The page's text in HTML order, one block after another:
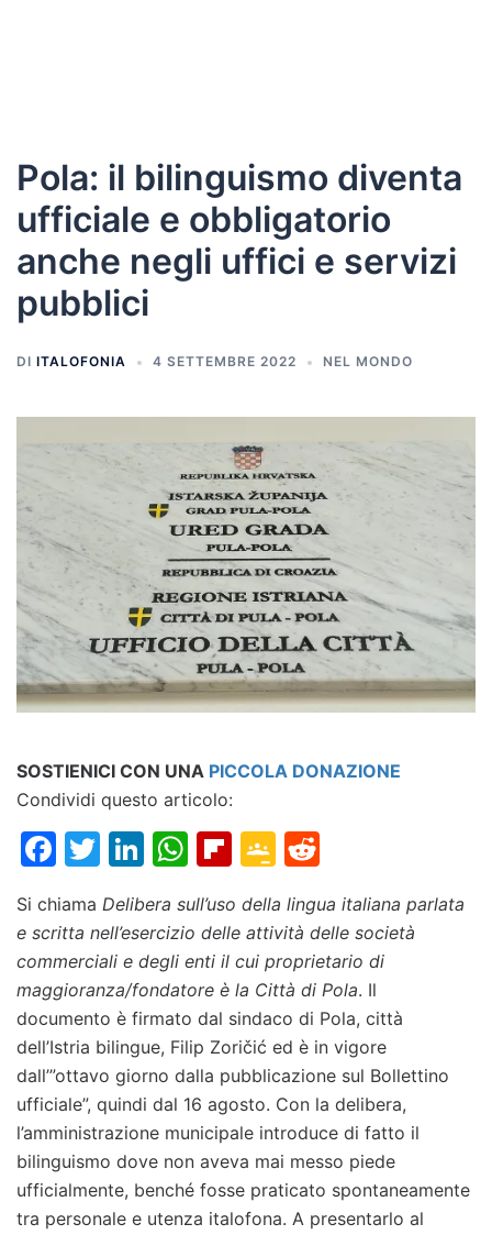
Pola: il bilinguismo diventa
ufficiale e obbligatorio
anche negli uffici e servizi
pubblici
DI ITALOFONIA 4 SETTEMBRE 2022 NEL MONDO
SOSTIENICI CON UNA PICCOLA DONAZIONE
Condividi questo articolo:
Facebook
Twitter
LinkedIn
WhatsApp
Flipboard
Google
Si chiama Delibera sull’uso della lingua italiana parlata
e scritta nell’esercizio delle attività delle società
commerciali e degli enti il cui proprietario di
maggioranza/fondatore è la Città di Pola. Il
documento è firmato dal sindaco di Pola, città
dell’Istria bilingue, Filip Zoričić ed è in vigore
dall’”ottavo giorno dalla pubblicazione sul Bollettino
ufficiale”, quindi dal 16 agosto. Con la delibera,
l’amministrazione municipale introduce di fatto il
bilinguismo dove non aveva mai messo piede
ufficialmente, benché fosse praticato spontaneamente
tra personale e utenza italofona. A presentarlo al